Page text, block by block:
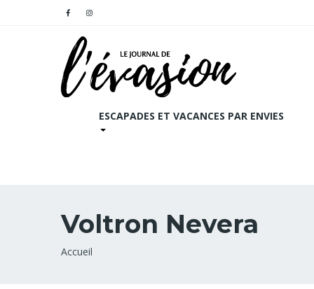
ESCAPADES ET VACANCES PAR ENVIES
Voltron Nevera
Fil
Accueil